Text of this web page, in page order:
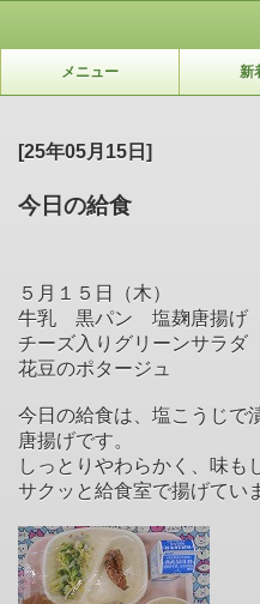
メニュー 新
[25年05月15日]
今日の給食
５月１５日（木）
牛乳 黒パン 塩麹唐揚げ
チーズ入りグリーンサラダ
花豆のポタージュ
今日の給食は、塩こうじで
唐揚げです。
しっとりやわらかく、味も
サクッと給食室で揚げてい